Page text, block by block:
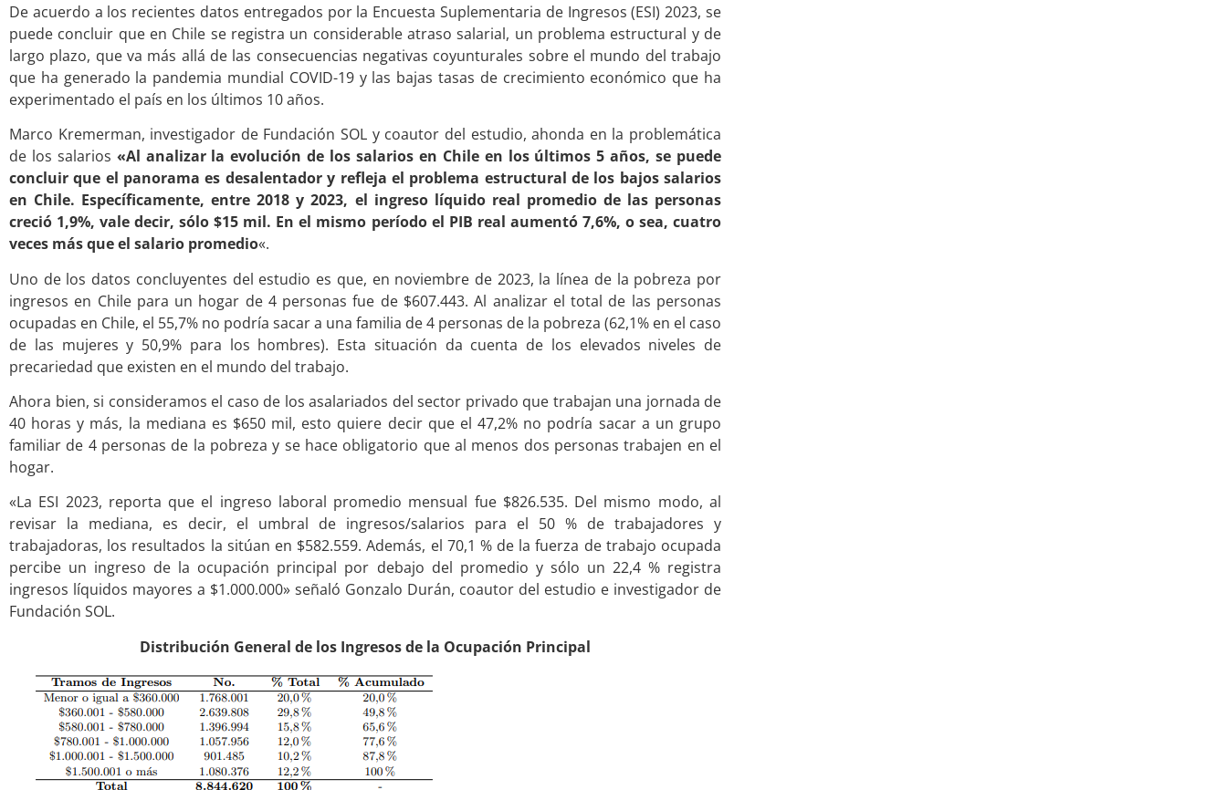
De acuerdo a los recientes datos entregados por la Encuesta Suplementaria de Ingresos (ESI) 2023, se
puede concluir que en Chile se registra un considerable atraso salarial, un problema estructural y de
largo plazo, que va más allá de las consecuencias negativas coyunturales sobre el mundo del trabajo
que ha generado la pandemia mundial COVID-19 y las bajas tasas de crecimiento económico que ha
experimentado el país en los últimos 10 años.
Marco Kremerman, investigador de Fundación SOL y coautor del estudio, ahonda en la problemática
de los salarios «Al analizar la evolución de los salarios en Chile en los últimos 5 años, se puede
concluir que el panorama es desalentador y refleja el problema estructural de los bajos salarios
en Chile. Específicamente, entre 2018 y 2023, el ingreso líquido real promedio de las personas
creció 1,9%, vale decir, sólo $15 mil. En el mismo período el PIB real aumentó 7,6%, o sea, cuatro
veces más que el salario promedio«.
Uno de los datos concluyentes del estudio es que, en noviembre de 2023, la línea de la pobreza por
ingresos en Chile para un hogar de 4 personas fue de $607.443. Al analizar el total de las personas
ocupadas en Chile, el 55,7% no podría sacar a una familia de 4 personas de la pobreza (62,1% en el caso
de las mujeres y 50,9% para los hombres). Esta situación da cuenta de los elevados niveles de
precariedad que existen en el mundo del trabajo.
Ahora bien, si consideramos el caso de los asalariados del sector privado que trabajan una jornada de
40 horas y más, la mediana es $650 mil, esto quiere decir que el 47,2% no podría sacar a un grupo
familiar de 4 personas de la pobreza y se hace obligatorio que al menos dos personas trabajen en el
hogar.
«La ESI 2023, reporta que el ingreso laboral promedio mensual fue $826.535. Del mismo modo, al
revisar la mediana, es decir, el umbral de ingresos/salarios para el 50 % de trabajadores y
trabajadoras, los resultados la sitúan en $582.559. Además, el 70,1 % de la fuerza de trabajo ocupada
percibe un ingreso de la ocupación principal por debajo del promedio y sólo un 22,4 % registra
ingresos líquidos mayores a $1.000.000» señaló Gonzalo Durán, coautor del estudio e investigador de
Fundación SOL.
Distribución General de los Ingresos de la Ocupación Principal